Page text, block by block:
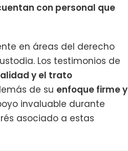
con personal que
en áreas del derecho
Los testimonios de
y el trato
de su enfoque firme y
invaluable durante
asociado a estas